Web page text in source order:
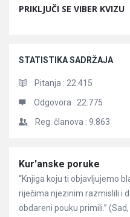
PRIKLJUČI SE VIBER KVIZU
STATISTIKA SADRŽAJA
Pitanja : 22.415
Odgovora : 22.775
Reg. članova : 9.863
Članci
Kur'anske poruke
“Knjiga koju ti objavljujemo
riječima njezinim razmislili i
obdareni pouku primili.”